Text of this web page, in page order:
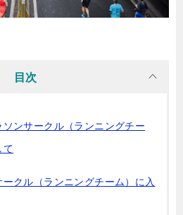
目次
ソンサークル（ランニングチー
て
クル（ランニングチーム）に入